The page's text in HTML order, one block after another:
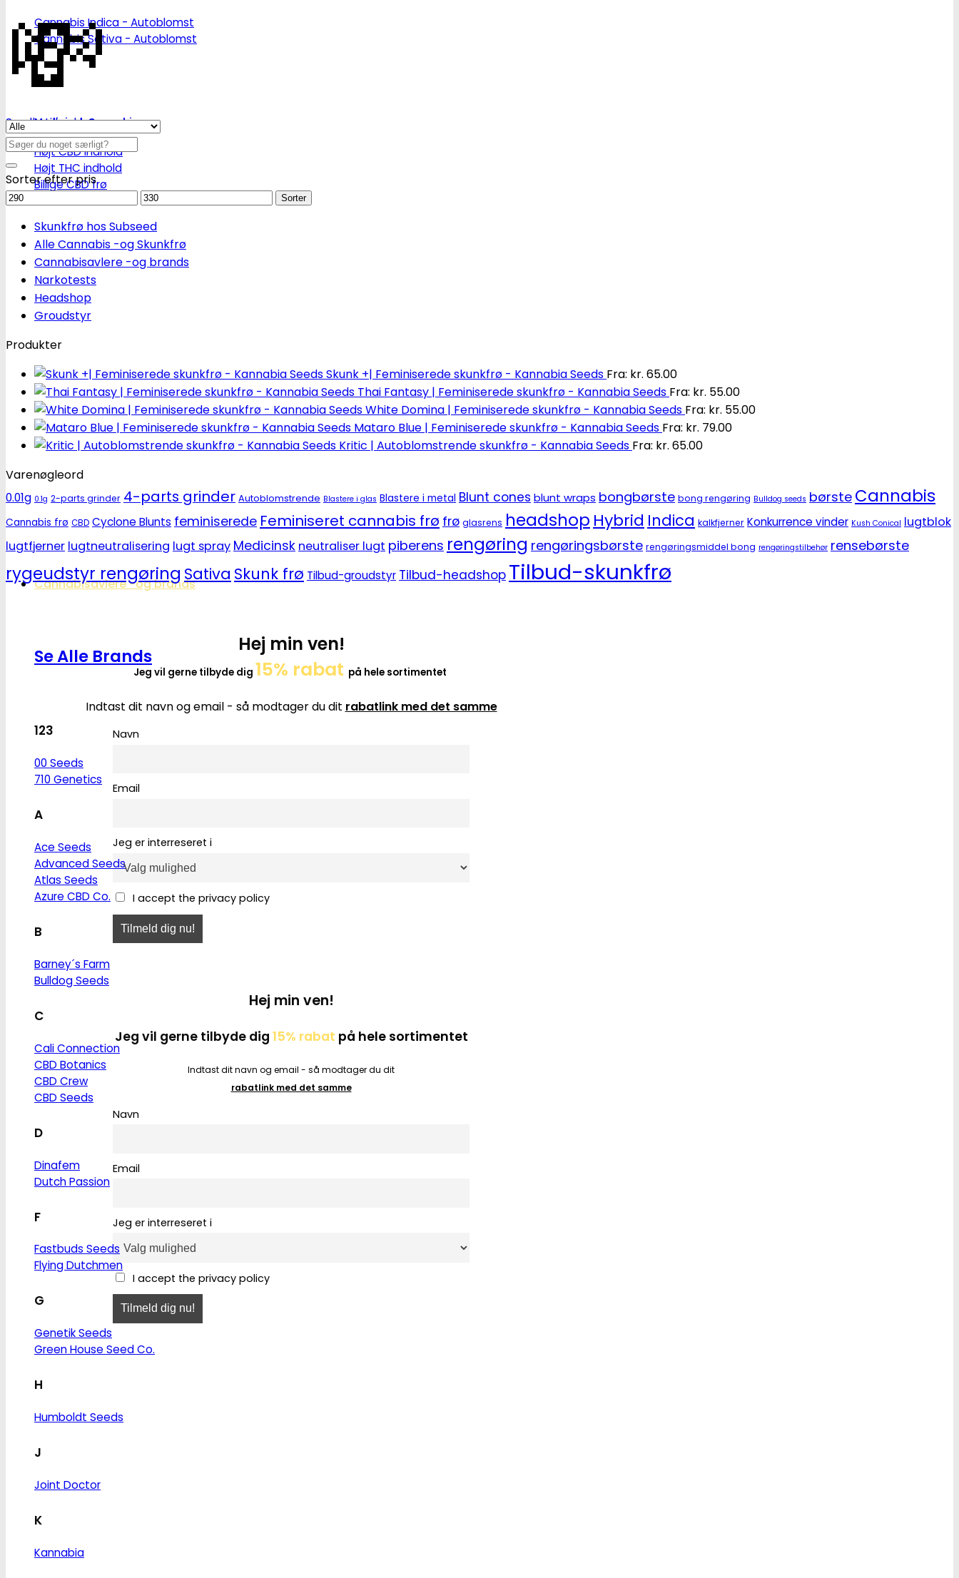
Cannabis Indica - Autoblomst
Cannabis Sativa - Autoblomst
Medicinsk Cannabis
Højt CBD indhold
Højt THC indhold
Billige CBD frø
Cannabisavlere -og brands
Se Alle Brands
123
00 Seeds
710 Genetics
A
Ace Seeds
Advanced Seeds
Atlas Seeds
Azure CBD Co.
B
Barney´s Farm
Bulldog Seeds
C
Cali Connection
CBD Botanics
CBD Crew
CBD Seeds
D
Dinafem
Dutch Passion
F
Fastbuds Seeds
Flying Dutchmen
G
Genetik Seeds
Green House Seed Co.
H
Humboldt Seeds
J
Joint Doctor
K
Kannabia
💸
Se alle tilbud her
Søg
efter:
Sorter efter pris
Mindstepris
Maks.
Sorter
Skunkfrø hos Subseed
Alle Cannabis -og Skunkfrø
Cannabisavlere -og brands
Narkotests
Headshop
Groudstyr
Produkter
Skunk +| Feminiserede skunkfrø - Kannabia Seeds Fra: kr. 65.00
Thai Fantasy | Feminiserede skunkfrø - Kannabia Seeds Fra: kr. 55.00
White Domina | Feminiserede skunkfrø - Kannabia Seeds Fra: kr. 55.00
Mataro Blue | Feminiserede skunkfrø - Kannabia Seeds Fra: kr. 79.00
Kritic | Autoblomstrende skunkfrø - Kannabia Seeds Fra: kr. 65.00
Varenøgleord
0.01g 0.1g 2-parts grinder 4-parts grinder Autoblomstrende Blastere i glas Blastere i metal Blunt cones blunt wraps bongbørste bong rengøring Bulldog seeds børste Cannabis
Cannabis frø CBD Cyclone Blunts feminiserede Feminiseret cannabis frø frø glasrens headshop Hybrid Indica kalkfjerner Konkurrence vinder Kush Conical lugtblok
lugtfjerner lugtneutralisering lugt spray Medicinsk neutraliser lugt piberens rengøring rengøringsbørste rengøringsmiddel bong rengøringstilbehør rensebørste
rygeudstyr rengøring Sativa Skunk frø Tilbud-groudstyr Tilbud-headshop Tilbud-skunkfrø
Hej min ven!
Jeg vil gerne tilbyde dig 15% rabat på hele sortimentet
Indtast dit navn og email - så modtager du dit rabatlink med det samme
Navn
Email
Jeg er interreseret i
I accept the privacy policy
Hej min ven!
Jeg vil gerne tilbyde dig 15% rabat på hele sortimentet
Indtast dit navn og email - så modtager du dit
rabatlink med det samme
Navn
Email
Jeg er interreseret i
I accept the privacy policy